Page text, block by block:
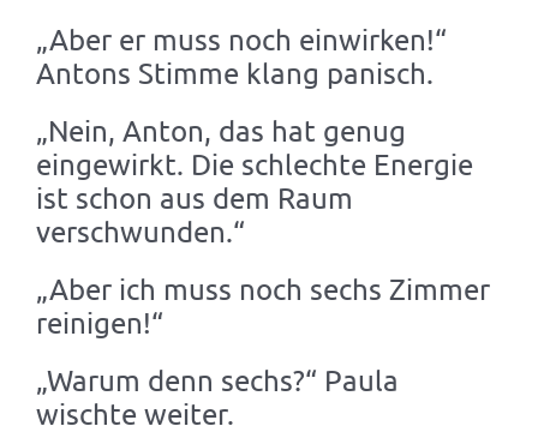
„Aber er muss noch einwirken!“
Antons Stimme klang panisch.
„Nein, Anton, das hat genug
eingewirkt. Die schlechte Energie
ist schon aus dem Raum
verschwunden.“
„Aber ich muss noch sechs Zimmer
reinigen!“
„Warum denn sechs?“ Paula
wischte weiter.